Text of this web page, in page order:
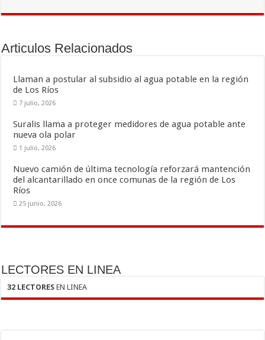
o
k
ar
r
Articulos Relacionados
Llaman a postular al subsidio al agua potable en la región
de Los Ríos
7 julio, 2026
Suralis llama a proteger medidores de agua potable ante
nueva ola polar
1 julio, 2026
Nuevo camión de última tecnología reforzará mantención
del alcantarillado en once comunas de la región de Los
Ríos
25 junio, 2026
LECTORES EN LINEA
32 LECTORES EN LINEA